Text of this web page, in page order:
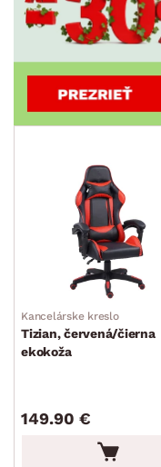
SKLADOVOSŤ
Kancelárske kreslo
Tizian, červená/čierna
ekokoža
149.90 €